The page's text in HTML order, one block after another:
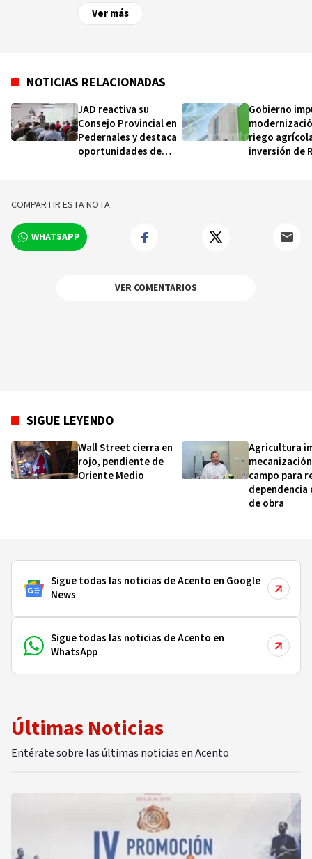
de las noticias y sucesos más importantes a
nivel nacional e internacional, videos y fotos
Ver más
NOTICIAS RELACIONADAS
JAD reactiva su
Consejo Provincial en
Pedernales y destaca
oportunidades de
Gobierno
riego
inversión de
COMPARTIR ESTA NOTA
WHATSAPP
VER COMENTARIOS
SIGUE LEYENDO
Wall Street cierra en
rojo, pendiente de
Oriente Medio
Agricultura
campo para
dependencia
de obra
Sigue todas las noticias de Acento en Google
News
Sigue todas las noticias de Acento en
WhatsApp